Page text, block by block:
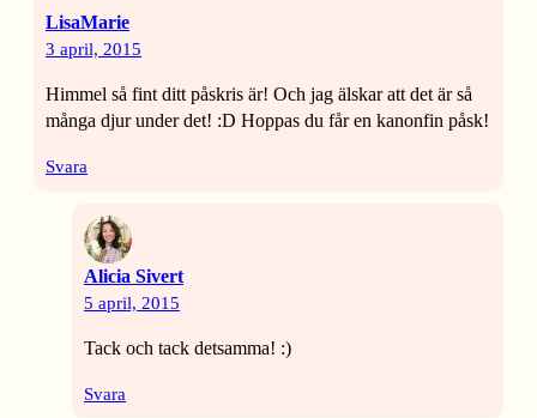
LisaMarie
3 april, 2015
Himmel så fint ditt påskris är! Och jag älskar att det är så
många djur under det! :D Hoppas du får en kanonfin påsk!
Svara
Alicia Sivert
5 april, 2015
Tack och tack detsamma! :)
Svara